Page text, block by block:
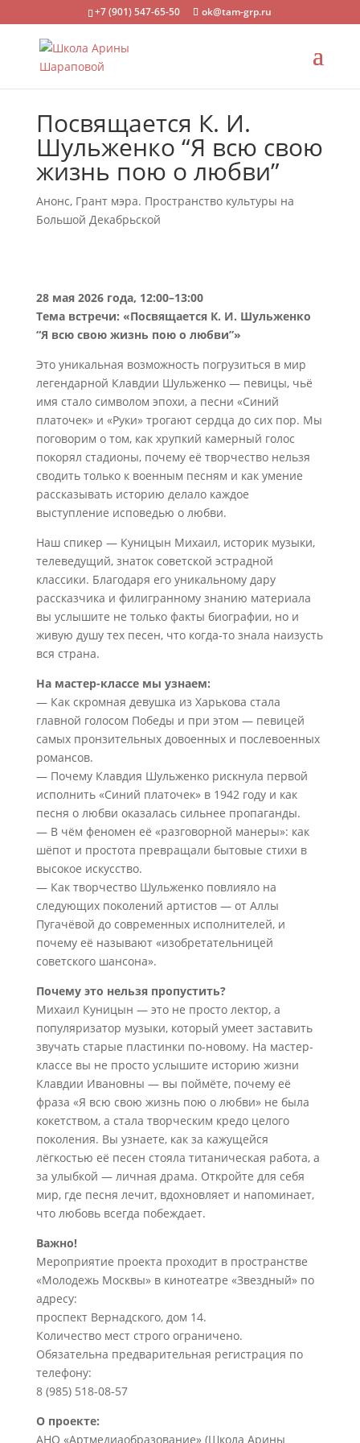
+7 (901) 547-65-50 ok@tam-grp.ru
Посвящается К. И.
Шульженко “Я всю свою
жизнь пою о любви”
Анонс, Грант мэра. Пространство культуры на
Большой Декабрьской
28 мая 2026 года, 12:00–13:00
Тема встречи: «Посвящается К. И. Шульженко
“Я всю свою жизнь пою о любви”»
Это уникальная возможность погрузиться в мир
легендарной Клавдии Шульженко — певицы, чьё
имя стало символом эпохи, а песни «Синий
платочек» и «Руки» трогают сердца до сих пор. Мы
поговорим о том, как хрупкий камерный голос
покорял стадионы, почему её творчество нельзя
сводить только к военным песням и как умение
рассказывать историю делало каждое
выступление исповедью о любви.
Наш спикер — Куницын Михаил, историк музыки,
телеведущий, знаток советской эстрадной
классики. Благодаря его уникальному дару
рассказчика и филигранному знанию материала
вы услышите не только факты биографии, но и
живую душу тех песен, что когда-то знала наизусть
вся страна.
На мастер-классе мы узнаем:
— Как скромная девушка из Харькова стала
главной голосом Победы и при этом — певицей
самых пронзительных довоенных и послевоенных
романсов.
— Почему Клавдия Шульженко рискнула первой
исполнить «Синий платочек» в 1942 году и как
песня о любви оказалась сильнее пропаганды.
— В чём феномен её «разговорной манеры»: как
шёпот и простота превращали бытовые стихи в
высокое искусство.
— Как творчество Шульженко повлияло на
следующих поколений артистов — от Аллы
Пугачёвой до современных исполнителей, и
почему её называют «изобретательницей
советского шансона».
Почему это нельзя пропустить?
Михаил Куницын — это не просто лектор, а
популяризатор музыки, который умеет заставить
звучать старые пластинки по-новому. На мастер-
классе вы не просто услышите историю жизни
Клавдии Ивановны — вы поймёте, почему её
фраза «Я всю свою жизнь пою о любви» не была
кокетством, а стала творческим кредо целого
поколения. Вы узнаете, как за кажущейся
лёгкостью её песен стояла титаническая работа, а
за улыбкой — личная драма. Откройте для себя
мир, где песня лечит, вдохновляет и напоминает,
что любовь всегда побеждает.
Важно!
Мероприятие проекта проходит в пространстве
«Молодежь Москвы» в кинотеатре «Звездный» по
адресу:
проспект Вернадского, дом 14.
Количество мест строго ограничено.
Обязательна предварительная регистрация по
телефону:
8 (985) 518-08-57
О проекте:
АНО «Артмедиаобразование» (Школа Арины